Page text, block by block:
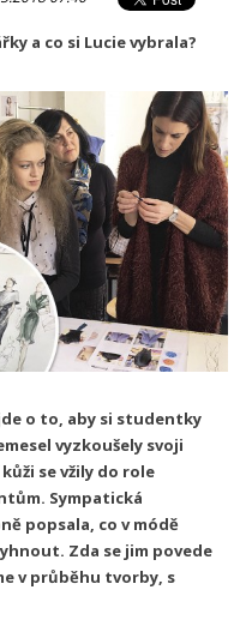
a co si Lucie vybrala?
o to, aby si studentky
vyzkoušely svoji
se vžily do role
Sympatická
popsala, co v módě
Zda se jim povede
v průběhu tvorby, s